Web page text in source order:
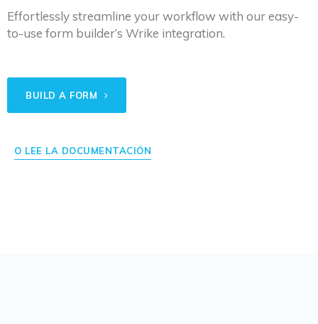
Effortlessly streamline your workflow with our easy-
to-use form builder’s Wrike integration.
BUILD A FORM
O LEE LA DOCUMENTACIÓN